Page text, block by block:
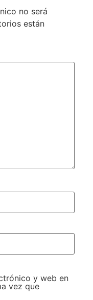
no será
están
y web en
vez que